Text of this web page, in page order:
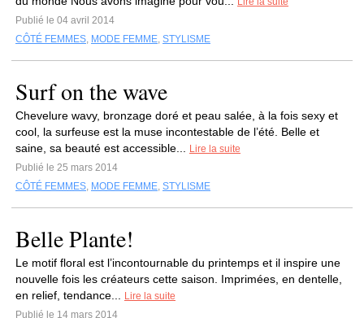
Publié le 04 avril 2014
CÔTÉ FEMMES, MODE FEMME, STYLISME
Surf on the wave
Chevelure wavy, bronzage doré et peau salée, à la fois sexy et
cool, la surfeuse est la muse incontestable de l’été. Belle et
saine, sa beauté est accessible...
Lire la suite
Publié le 25 mars 2014
CÔTÉ FEMMES, MODE FEMME, STYLISME
Belle Plante!
Le motif floral est l’incontournable du printemps et il inspire une
nouvelle fois les créateurs cette saison. Imprimées, en dentelle,
en relief, tendance...
Lire la suite
Publié le 14 mars 2014